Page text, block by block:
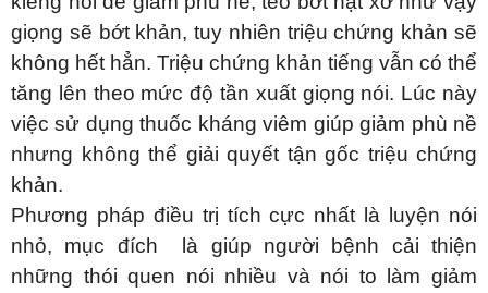
giọng sẽ bớt khản, tuy nhiên triệu chứng khản sẽ
không hết hẳn. Triệu chứng khản tiếng vẫn có thể
tăng lên theo mức độ tần xuất giọng nói. Lúc này
việc sử dụng thuốc kháng viêm giúp giảm phù nề
nhưng không thể giải quyết tận gốc triệu chứng
khản.
Phương pháp điều trị tích cực nhất là luyện nói
nhỏ, mục đích là giúp người bệnh cải thiện
những thói quen nói nhiều và nói to làm giảm